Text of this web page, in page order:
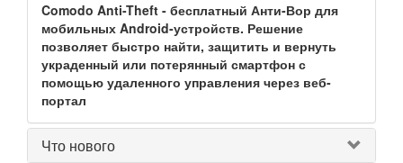
Comodo Anti-Theft - бесплатный Анти-Вор для
мобильных Android-устройств. Решение
позволяет быстро найти, защитить и вернуть
украденный или потерянный смартфон с
помощью удаленного управления через веб-
портал
Что нового